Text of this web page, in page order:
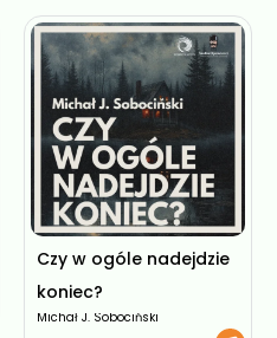
Czy w ogóle nadejdzie
koniec?
Michał J. Sobociński